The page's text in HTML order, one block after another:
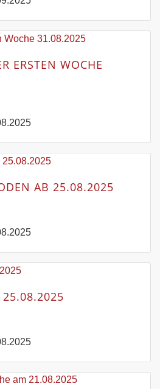
ERSTEN WOCHE
AB 25.08.2025
25.08.2025